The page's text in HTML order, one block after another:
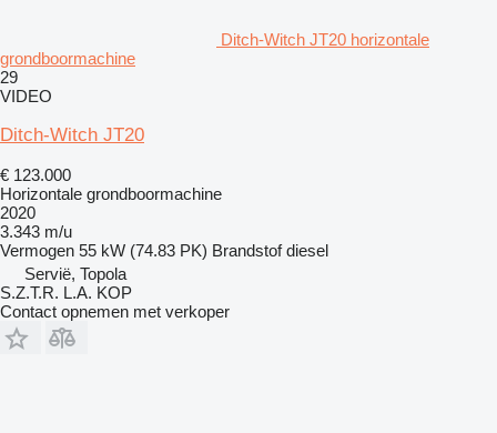
Ditch-Witch JT20 horizontale
grondboormachine
29
VIDEO
Ditch-Witch JT20
€ 123.000
Horizontale grondboormachine
2020
3.343 m/u
Vermogen 55 kW (74.83 PK) Brandstof diesel
Servië, Topola
S.Z.T.R. L.A. KOP
Contact opnemen met verkoper